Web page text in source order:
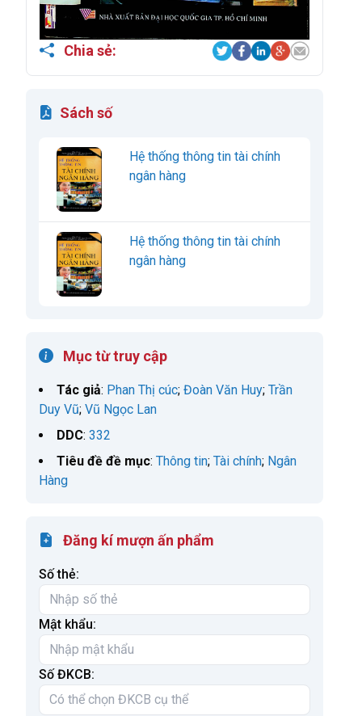
Chia sẻ:
Sách số
Hệ thống thông tin tài chính
ngân hàng
Hệ thống thông tin tài chính
ngân hàng
Mục từ truy cập
Tác giả: Phan Thị cúc; Đoàn Văn Huy; Trần
Duy Vũ; Vũ Ngọc Lan
DDC: 332
Tiêu đề đề mục: Thông tin; Tài chính; Ngân
Hàng
Đăng kí mượn ấn phẩm
Số thẻ:
Mật khẩu:
Số ĐKCB: